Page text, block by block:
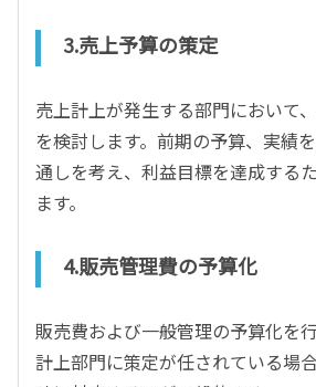
3.売上予算の策定
売上計上が発生する部門において
を検討します。前期の予算、実績
通しを考え、利益目標を達成する
ます。
4.販売管理費の予算化
販売費および一般管理の予算化を
計上部門に策定が任されている場